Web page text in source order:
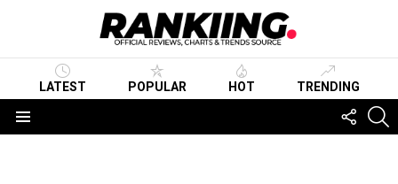
LATEST POPULAR HOT TRENDING
US